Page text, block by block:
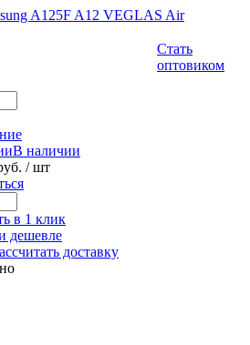
A125F A12 VEGLAS Air
Стать
оптовиком
В наличии
/ шт
в 1 клик
дешевле
доставку